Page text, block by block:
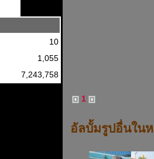
10
1,055
7,243,758
1
อัลบั้มรูปอื่นใน